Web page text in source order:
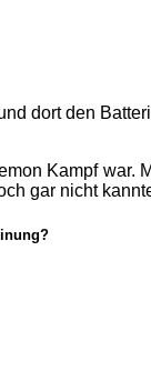
dort den
Kampf war.
gar nicht